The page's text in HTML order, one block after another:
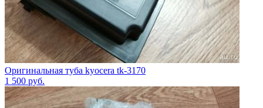
Оригинальная туба kyocera tk-3170
1 500 руб.